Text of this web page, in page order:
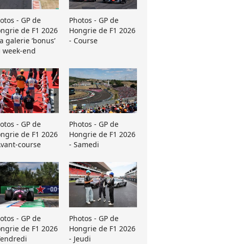
- GP de
de F1 2026
galerie ’bonus’
week-end
Photos - GP de
Hongrie de F1 2026
- Course
- GP de
de F1 2026
course
Photos - GP de
Hongrie de F1 2026
- Samedi
- GP de
de F1 2026
Photos - GP de
Hongrie de F1 2026
- Jeudi